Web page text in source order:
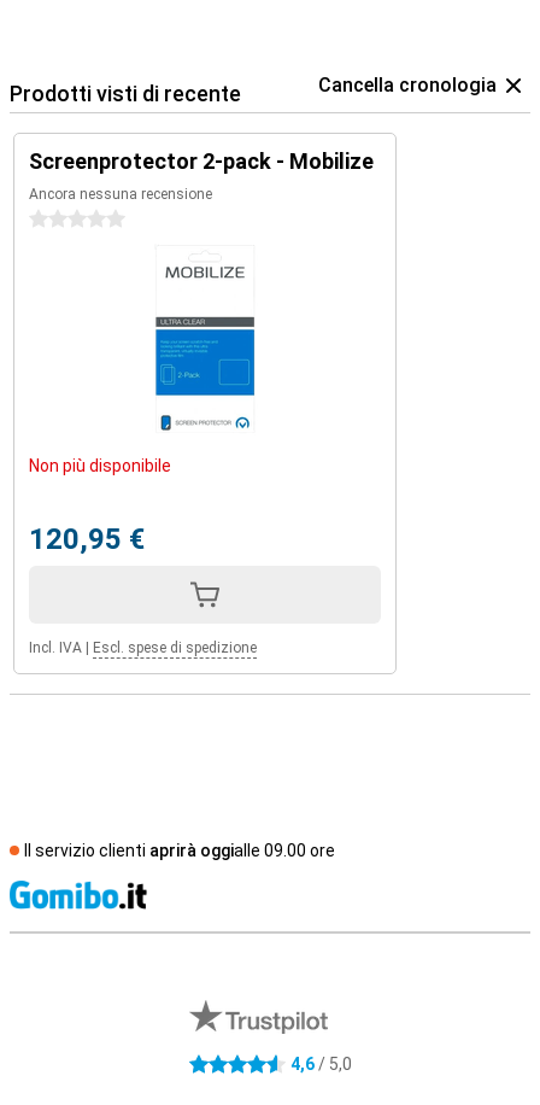
Prodotti visti di recente Cancella cronologia
Screenprotector 2-pack - Mobilize
Ancora nessuna recensione
0 stelle
Non più disponibile
120,95 €
Incl. IVA Escl. spese di spedizione
Il servizio clienti aprirà oggialle 09.00 ore
4.6 stelle 4,6/ 5,0